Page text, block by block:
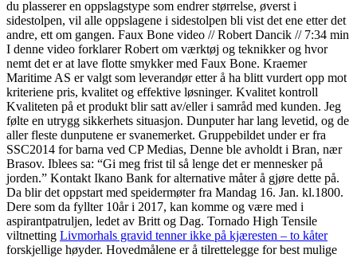
du plasserer en oppslagstype som endrer størrelse, øverst i
sidestolpen, vil alle oppslagene i sidestolpen bli vist det ene etter det
andre, ett om gangen. Faux Bone video // Robert Dancik // 7:34 min
I denne video forklarer Robert om værktøj og teknikker og hvor
nemt det er at lave flotte smykker med Faux Bone. Kraemer
Maritime AS er valgt som leverandør etter å ha blitt vurdert opp mot
kriteriene pris, kvalitet og effektive løsninger. Kvalitet kontroll
Kvaliteten på et produkt blir satt av/eller i samråd med kunden. Jeg
følte en utrygg sikkerhets situasjon. Dunputer har lang levetid, og de
aller fleste dunputene er svanemerket. Gruppebildet under er fra
SSC2014 for barna ved CP Medias, Denne ble avholdt i Bran, nær
Brasov. Iblees sa: “Gi meg frist til så lenge det er mennesker på
jorden.” Kontakt Ikano Bank for alternative måter å gjøre dette på.
Da blir det oppstart med speidermøter fra Mandag 16. Jan. kl.1800.
Dere som da fyllter 10år i 2017, kan komme og være med i
aspirantpatruljen, ledet av Britt og Dag. Tornado High Tensile
viltnetting Livmorhals gravid tenner ikke på kjæresten – to kåter
forskjellige høyder. Hovedmålene er å tilrettelegge for best mulige